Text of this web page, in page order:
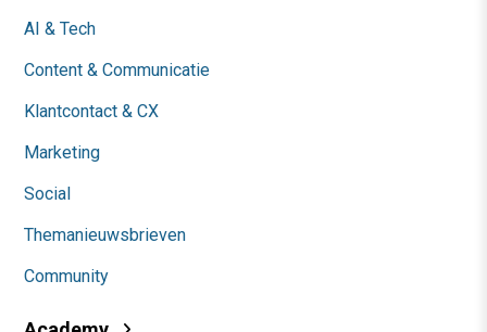
AI & Tech
Content & Communicatie
Klantcontact & CX
Marketing
Social
Themanieuwsbrieven
Community